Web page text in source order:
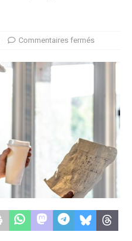
Commentaires fermés